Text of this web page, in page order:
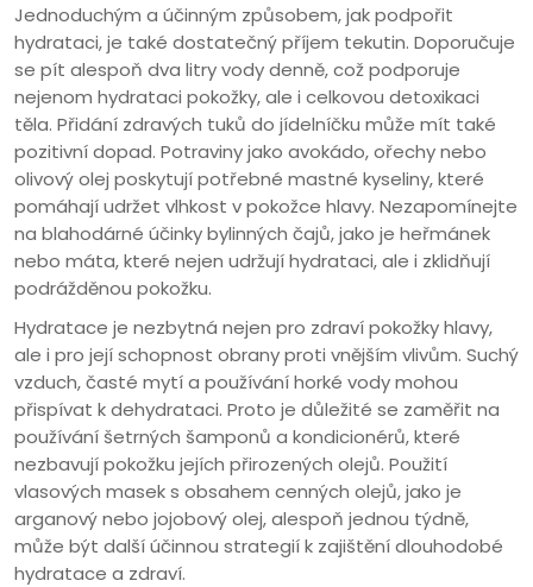
Jednoduchým a účinným způsobem, jak podpořit
hydrataci, je také dostatečný příjem tekutin. Doporučuje
se pít alespoň dva litry vody denně, což podporuje
nejenom hydrataci pokožky, ale i celkovou detoxikaci
těla. Přidání zdravých tuků do jídelníčku může mít také
pozitivní dopad. Potraviny jako avokádo, ořechy nebo
olivový olej poskytují potřebné mastné kyseliny, které
pomáhají udržet vlhkost v pokožce hlavy. Nezapomínejte
na blahodárné účinky bylinných čajů, jako je heřmánek
nebo máta, které nejen udržují hydrataci, ale i zklidňují
podrážděnou pokožku.
Hydratace je nezbytná nejen pro zdraví pokožky hlavy,
ale i pro její schopnost obrany proti vnějším vlivům. Suchý
vzduch, časté mytí a používání horké vody mohou
přispívat k dehydrataci. Proto je důležité se zaměřit na
používání šetrných šamponů a kondicionérů, které
nezbavují pokožku jejích přirozených olejů. Použití
vlasových masek s obsahem cenných olejů, jako je
arganový nebo jojobový olej, alespoň jednou týdně,
může být další účinnou strategií k zajištění dlouhodobé
hydratace a zdraví.